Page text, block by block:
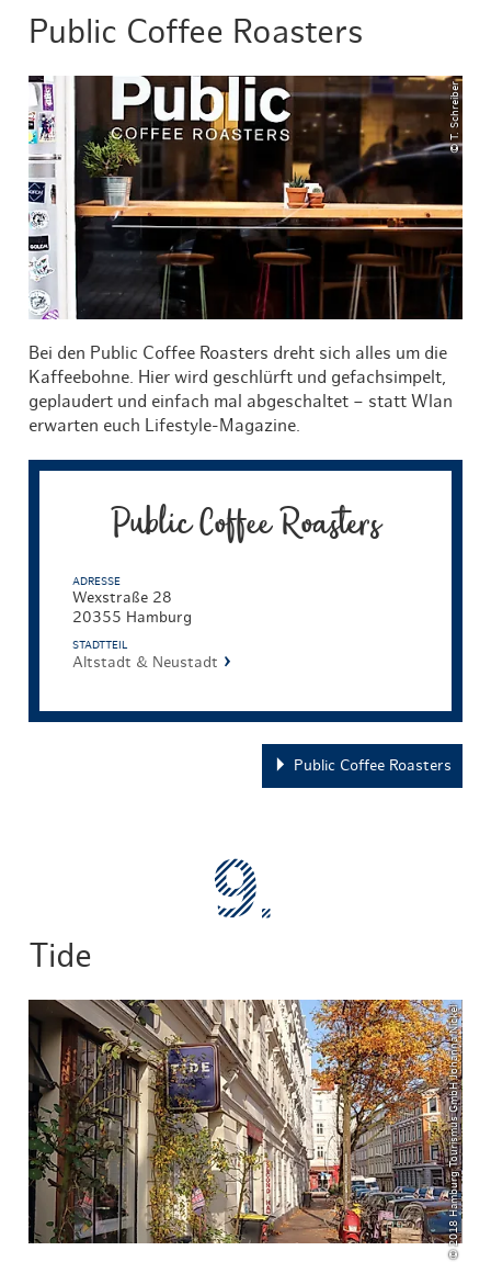
Public Coffee Roasters
© T. Schreiber
Bei den Public Coffee Roasters dreht sich alles um die
Kaffeebohne. Hier wird geschlürft und gefachsimpelt,
geplaudert und einfach mal abgeschaltet – statt Wlan
erwarten euch Lifestyle-Magazine.
Public Coffee Roasters
ADRESSE
Wexstraße 28
20355 Hamburg
STADTTEIL
Altstadt & Neustadt
Public Coffee Roasters
Tide
© 2018 Hamburg Tourismus GmbH Johanna Nickel